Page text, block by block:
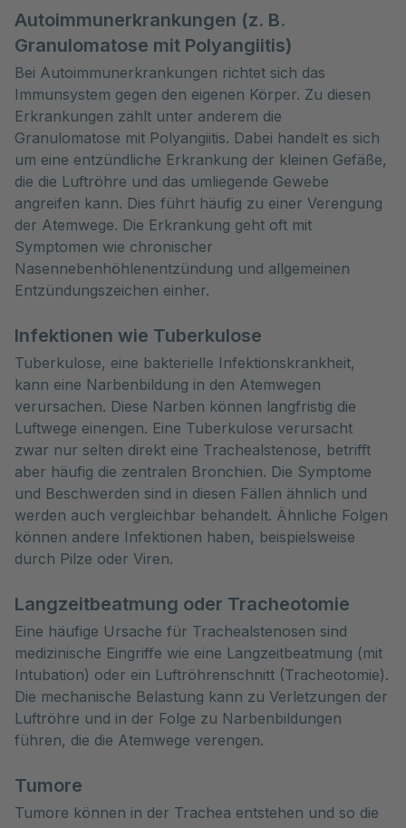
Autoimmunerkrankungen (z. B.
Granulomatose mit Polyangiitis)
Bei Autoimmunerkrankungen richtet sich das
Immunsystem gegen den eigenen Körper. Zu diesen
Erkrankungen zählt unter anderem die
Granulomatose mit Polyangiitis. Dabei handelt es sich
um eine entzündliche Erkrankung der kleinen Gefäße,
die die Luftröhre und das umliegende Gewebe
angreifen kann. Dies führt häufig zu einer Verengung
der Atemwege. Die Erkrankung geht oft mit
Symptomen wie chronischer
Nasennebenhöhlenentzündung und allgemeinen
Entzündungszeichen einher.
Infektionen wie Tuberkulose
Tuberkulose, eine bakterielle Infektionskrankheit,
kann eine Narbenbildung in den Atemwegen
verursachen. Diese Narben können langfristig die
Luftwege einengen. Eine Tuberkulose verursacht
zwar nur selten direkt eine Trachealstenose, betrifft
aber häufig die zentralen Bronchien. Die Symptome
und Beschwerden sind in diesen Fällen ähnlich und
werden auch vergleichbar behandelt. Ähnliche Folgen
können andere Infektionen haben, beispielsweise
durch Pilze oder Viren.
Langzeitbeatmung oder Tracheotomie
Eine häufige Ursache für Trachealstenosen sind
medizinische Eingriffe wie eine Langzeitbeatmung (mit
Intubation) oder ein Luftröhrenschnitt (Tracheotomie).
Die mechanische Belastung kann zu Verletzungen der
Luftröhre und in der Folge zu Narbenbildungen
führen, die die Atemwege verengen.
Tumore
Tumore können in der Trachea entstehen und so die